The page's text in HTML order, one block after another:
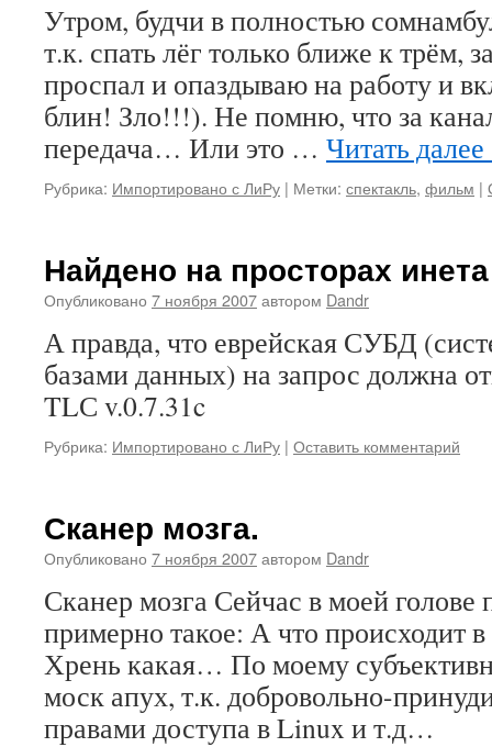
Утром, будчи в полностью
т.к. спать лёг только ближе к трём,
проспал и опаздываю на работу и
блин! Зло!!!). Не помню, что за
передача… Или это … Читать далее
Рубрика: Импортировано с ЛиРу | Метки: спектакль, фильм |
Найдено на просторах инета
Опубликовано 7 ноября 2007автором Dandr
А правда, что еврейская СУБД
базами данных) на запрос должна
TLС v.0.7.31c
Рубрика: Импортировано с ЛиРу | Оставить комментарий
Сканер мозга.
Опубликовано 7 ноября 2007автором Dandr
Сканер мозга Сейчас в моей голове
примерно такое: А что происходит в
Хрень какая… По моему
моск апух, т.к. добровольно-
правами доступа в Linux и т.д…